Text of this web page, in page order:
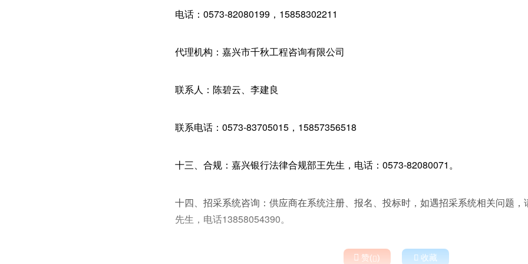
电话：0573-82080199，15858302211
代理机构：嘉兴市千秋工程咨询有限公司
联系人：陈碧云、李建良
联系电话：0573-83705015，15857356518
十三、合规：嘉兴银行法律合规部王先生，电话：0573-82080071。
十四、招采系统咨询：供应商在系统注册、报名、投标时，如遇招采系统相关问题，
先生，电话13858054390。
 赞()  收藏